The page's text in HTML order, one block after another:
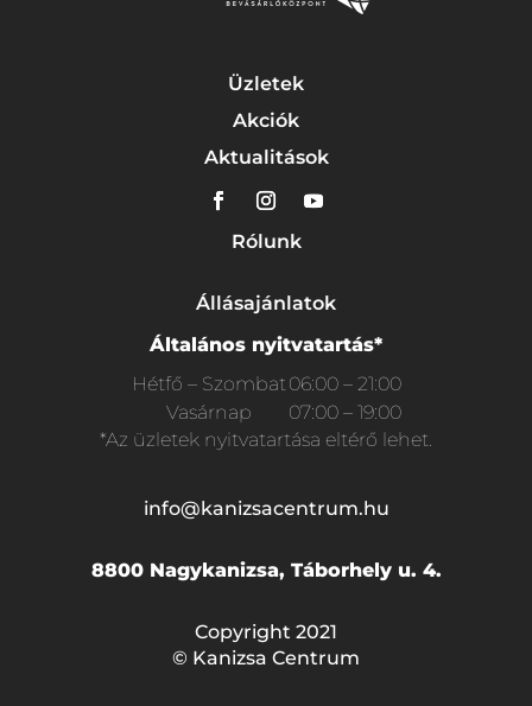
Üzletek
Akciók
Aktualitások
Rólunk
Állásajánlatok
Általános nyitvatartás*
Hétfő – Szombat06:00 – 21:00
Vasárnap
07:00 – 19:00
*Az üzletek nyitvatartása eltérő lehet.
info@kanizsacentrum.hu
8800 Nagykanizsa, Táborhely u. 4.
Copyright 2021
© Kanizsa Centrum